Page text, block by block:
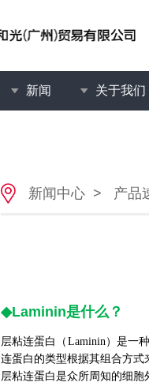
新闻 关于我们
新闻中心 > 产品
◆Laminin是什么？
层粘连蛋白（Laminin）是一
连蛋白的类型根据其组合方式
层粘连蛋白是众所周知的细